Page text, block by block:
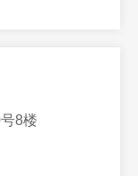
8楼